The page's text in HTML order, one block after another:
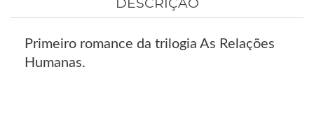
Primeiro romance da trilogia As Relações
Humanas.